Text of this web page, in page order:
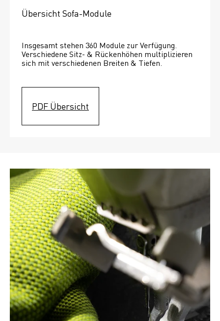
Übersicht Sofa-Module
Insgesamt stehen 360 Module zur Verfügung.
Verschiedene Sitz- & Rückenhöhen multiplizieren
sich mit verschiedenen Breiten & Tiefen.
PDF Übersicht